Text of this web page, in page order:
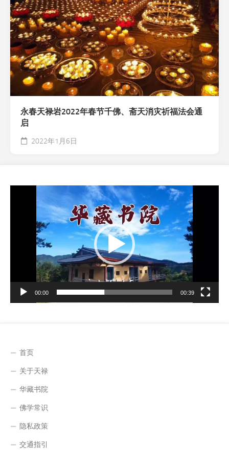
永春天禄岩2022年春节千佛、斋天消灾祈福法会通
启
2022年1月6日
00:00 00:39
首页
关于天禄
华藏书院
佛学常识
隐私政策
交通指引